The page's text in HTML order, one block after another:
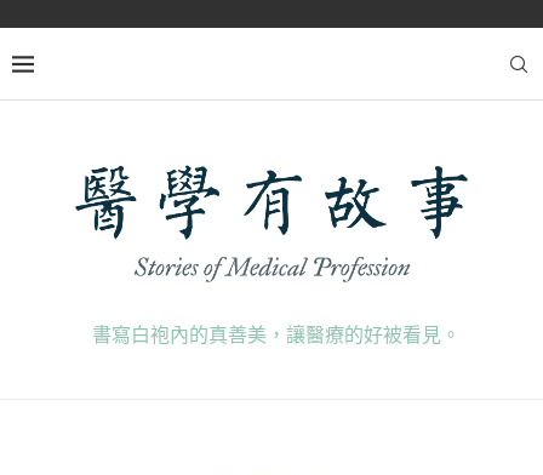
書寫白袍內的真善美，讓醫療的好被看見。